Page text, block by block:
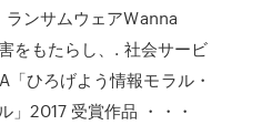
ンサムウェアWanna
をもたらし、. 社会サービ
「ひろげよう情報モラル・
」2017 受賞作品 ・・・